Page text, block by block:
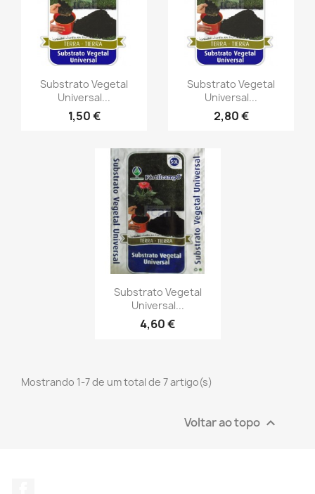
Substrato Vegetal
Universal...
1,50 €
Substrato Vegetal
Universal...
2,80 €
Substrato Vegetal
Universal...
4,60 €
Mostrando 1-7 de um total de 7 artigo(s)
Voltar ao topo 